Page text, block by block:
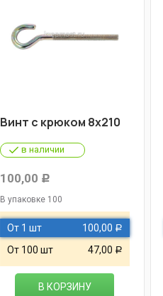
Винт с крюком 8х210
в наличии
100,00 Р
В упаковке 100
От 1 шт 100,00 Р
От 100 шт 47,00 Р
В КОРЗИНУ